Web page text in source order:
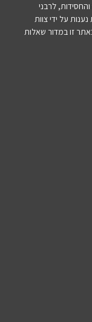
לרבני
על ידי צוות
זו במדור שאלות